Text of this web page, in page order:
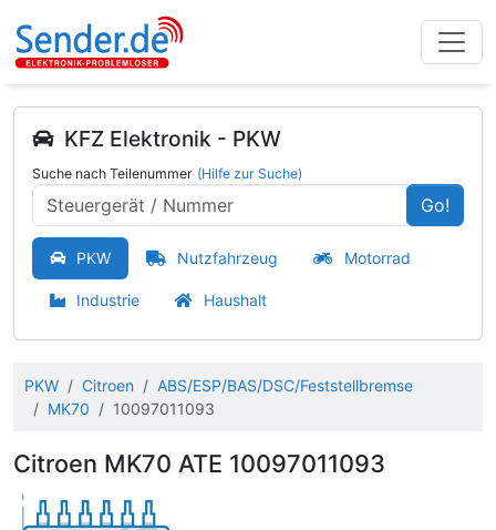
KFZ Elektronik - PKW
Suche nach Teilenummer (Hilfe zur Suche)
Go!
PKW Nutzfahrzeug Motorrad
Industrie Haushalt
PKW Citroen
ABS/ESP/BAS/DSC/Feststellbremse
MK70
10097011093
Citroen MK70 ATE 10097011093